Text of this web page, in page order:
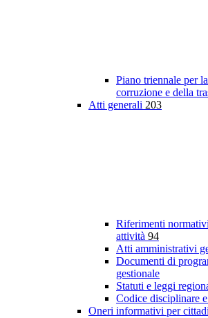
Piano triennale per
corruzione e della
Atti generali 203
Riferimenti
attività 94
Atti amministrativi
Documenti di
gestionale
Statuti e leggi
Codice disciplinare
Oneri informativi per